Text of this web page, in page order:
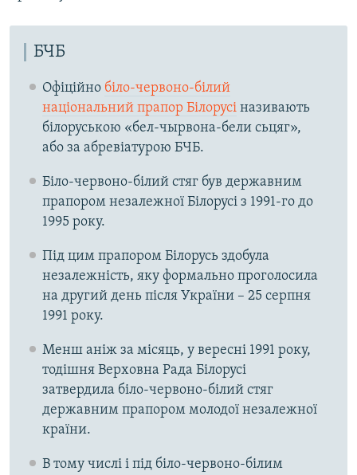
БЧБ
Офіційно біло-червоно-білий
національний прапор Білорусіназивають
білоруською «бел-чырвона-бели сьцяг»,
або за абревіатурою БЧБ.
Біло-червоно-білий стяг був державним
прапором незалежної Білорусі з 1991-го до
1995 року.
Під цим прапором Білорусь здобула
незалежність, яку формально проголосила
на другий день після України – 25 серпня
1991 року.
Менш аніж за місяць, у вересні 1991 року,
тодішня Верховна Рада Білорусі
затвердила біло-червоно-білий стяг
державним прапором молодої незалежної
країни.
В тому числі і під біло-червоно-білим